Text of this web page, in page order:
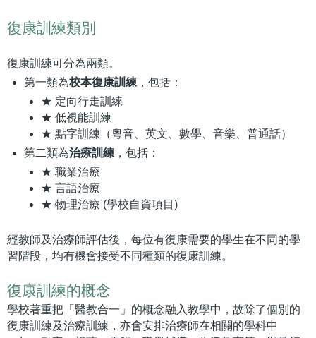
復康訓練類別
復康訓練可分為兩類。
第一類為校本復康訓練 ，包括：
★ 定向行走訓練
★ 低視能訓練
★ 點字訓練（粵音、英文、數學、音樂、普通話）
第二類為治療訓練 ，包括：
★ 職業治療
★ 言語治療
★ 物理治療 (學校自資項目)
經教師及治療師評估後，每位有復康需要的學生在不同的學
習階段，均有機會接受不同種類的復康訓練。
復康訓練的概念
學校著重把「醫教合一」的概念融入教學中，故除了個別的
復康訓練及治療訓練，亦會安排治療師在相關的學科中